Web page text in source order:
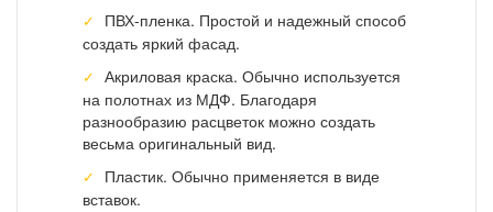
ПВХ-пленка. Простой и надежный способ
создать яркий фасад.
Акриловая краска. Обычно используется
на полотнах из МДФ. Благодаря
разнообразию расцветок можно создать
весьма оригинальный вид.
Пластик. Обычно применяется в виде
вставок.